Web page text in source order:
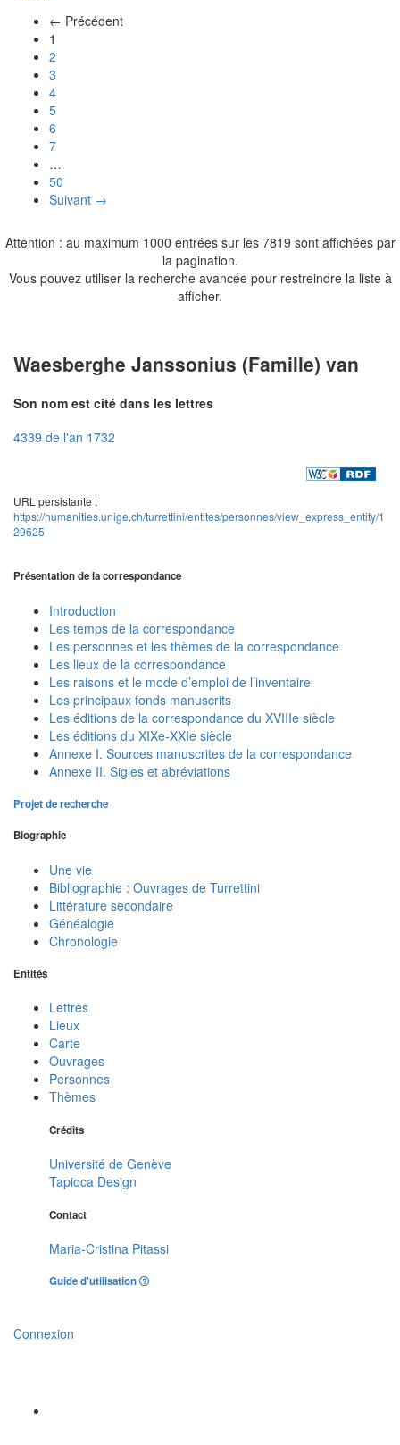
← Précédent
1
2
3
4
5
6
7
…
50
Suivant →
Attention : au maximum 1000 entrées sur les 7819 sont affichées par
la pagination.
Vous pouvez utiliser la recherche avancée pour restreindre la liste à
afficher.
Waesberghe Janssonius (Famille) van
Son nom est cité dans les lettres
4339 de l'an 1732
URL persistante :
https://humanities.unige.ch/turrettini/entites/personnes/view_express_entity/1
29625
Présentation de la correspondance
Introduction
Les temps de la correspondance
Les personnes et les thèmes de la correspondance
Les lieux de la correspondance
Les raisons et le mode d’emploi de l’inventaire
Les principaux fonds manuscrits
Les éditions de la correspondance du XVIIIe siècle
Les éditions du XIXe-XXIe siècle
Annexe I. Sources manuscrites de la correspondance
Annexe II. Sigles et abréviations
Projet de recherche
Biographie
Une vie
Bibliographie : Ouvrages de Turrettini
Littérature secondaire
Généalogie
Chronologie
Entités
Lettres
Lieux
Carte
Ouvrages
Personnes
Thèmes
Crédits
Université de Genève
Tapioca Design
Contact
Maria-Cristina Pitassi
Guide d'utilisation
Connexion